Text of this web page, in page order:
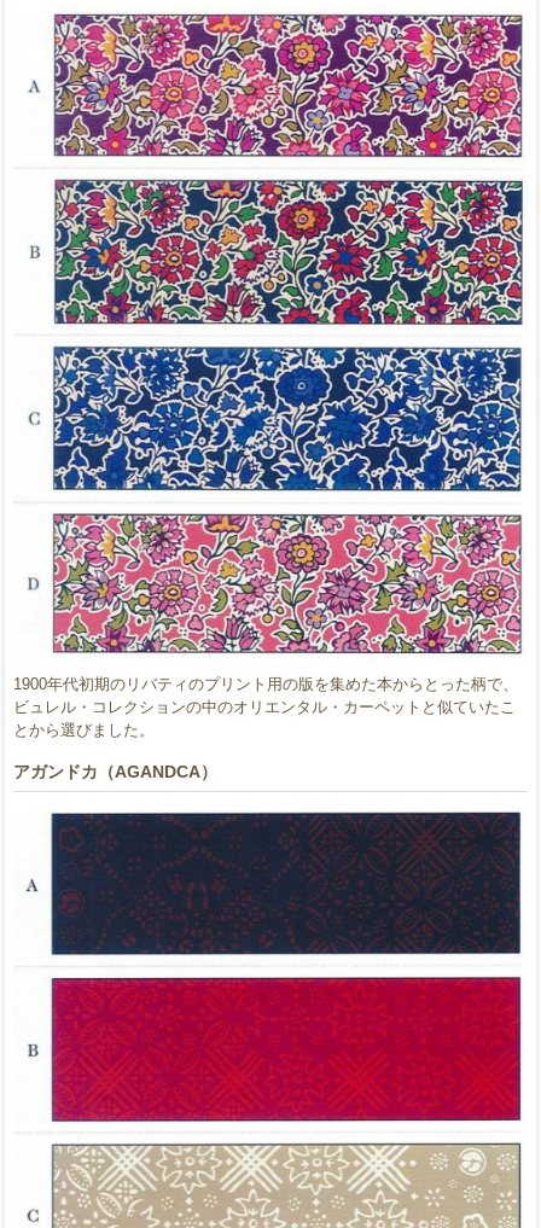
1900年代初期のリバティのプリント用の版を集めた本からとった柄で、
ビュレル・コレクションの中のオリエンタル・カーペットと似ていたこ
とから選びました。
アガンドカ（AGANDCA）